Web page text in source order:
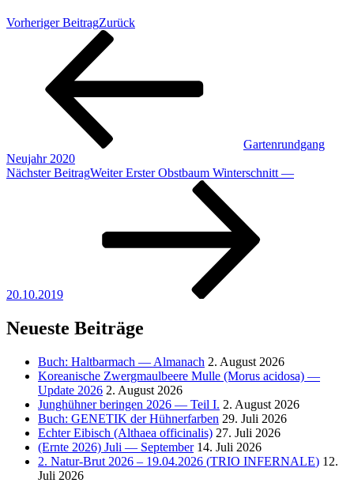
Vorheriger BeitragZurück
Gartenrundgang
Neujahr 2020
Nächster BeitragWeiter Erster Obstbaum Winterschnitt —
20.10.2019
Neueste Beiträge
Buch: Haltbarmach — Almanach 2. August 2026
Koreanische Zwergmaulbeere Mulle (Morus acidosa) —
Update 2026 2. August 2026
Junghühner beringen 2026 — Teil I. 2. August 2026
Buch: GENETIK der Hühnerfarben 29. Juli 2026
Echter Eibisch (Althaea officinalis) 27. Juli 2026
(Ernte 2026) Juli — September 14. Juli 2026
2. Natur-Brut 2026 – 19.04.2026 (TRIO INFERNALE) 12.
Juli 2026